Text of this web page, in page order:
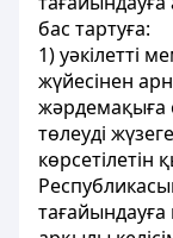
бас тартуға:
1) уәкілетті
жүйесінен
жәрдемақыға
төлеуді
көрсетілетін
тағайындауға